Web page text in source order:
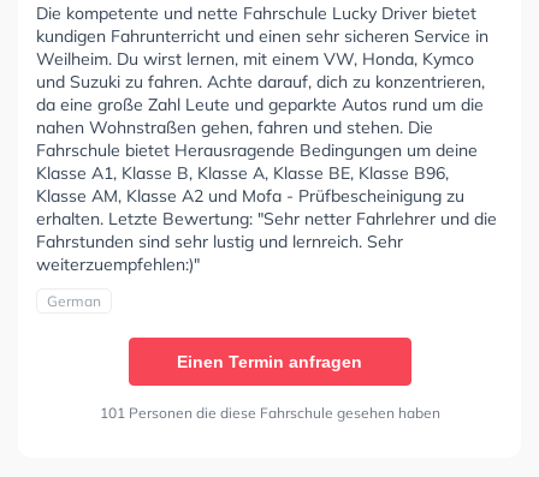
Die kompetente und nette Fahrschule Lucky Driver bietet
kundigen Fahrunterricht und einen sehr sicheren Service in
Weilheim. Du wirst lernen, mit einem VW, Honda, Kymco
und Suzuki zu fahren. Achte darauf, dich zu konzentrieren,
da eine große Zahl Leute und geparkte Autos rund um die
nahen Wohnstraßen gehen, fahren und stehen. Die
Fahrschule bietet Herausragende Bedingungen um deine
Klasse A1, Klasse B, Klasse A, Klasse BE, Klasse B96,
Klasse AM, Klasse A2 und Mofa - Prüfbescheinigung zu
erhalten. Letzte Bewertung: "Sehr netter Fahrlehrer und die
Fahrstunden sind sehr lustig und lernreich. Sehr
weiterzuempfehlen:)"
German
Einen Termin anfragen
101 Personen die diese Fahrschule gesehen haben